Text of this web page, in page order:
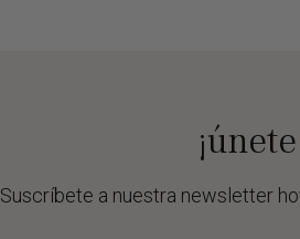
Suscríbete a nuestra newsletter